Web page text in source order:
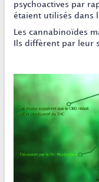
psychoactives par
étaient utilisés dans
Les cannabinoïdes
Ils diffèrent par leur